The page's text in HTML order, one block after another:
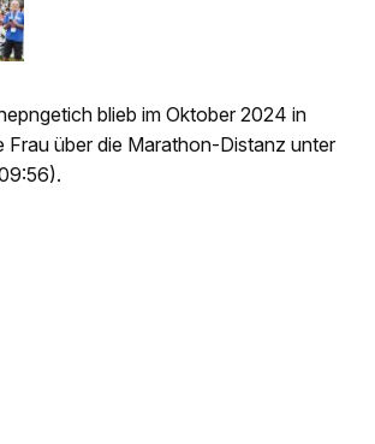
blieb im Oktober 2024 in
Frau über die Marathon-Distanz unter